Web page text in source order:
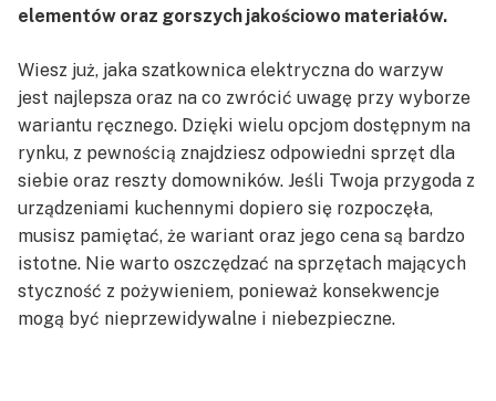
elementów oraz gorszych jakościowo materiałów.
Wiesz już, jaka szatkownica elektryczna do warzyw
jest najlepsza oraz na co zwrócić uwagę przy wyborze
wariantu ręcznego. Dzięki wielu opcjom dostępnym na
rynku, z pewnością znajdziesz odpowiedni sprzęt dla
siebie oraz reszty domowników. Jeśli Twoja przygoda z
urządzeniami kuchennymi dopiero się rozpoczęła,
musisz pamiętać, że wariant oraz jego cena są bardzo
istotne. Nie warto oszczędzać na sprzętach mających
styczność z pożywieniem, ponieważ konsekwencje
mogą być nieprzewidywalne i niebezpieczne.